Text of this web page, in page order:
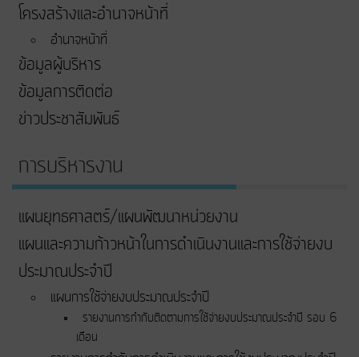
โครงสร้างและอำนาจหน้าที่
อำนาจหน้าที่
ข้อมูลผู้บริหาร
ข้อมูลการติดต่อ
ข่าวประชาสัมพันธ์
การบริหารงาน
แผนยุทธศาสตร์/แผนพัฒนาหน่วยงาน
แผนและความก้าวหน้าในการดําเนินงานและการใช้จ่ายงบ
ประมาณประจําปี
แผนการใช้จ่ายงบประมาณประจำปี
รายงานการกำกับติดตามการใช้จ่ายงบประมาณประจำปี รอบ 6
เดือน